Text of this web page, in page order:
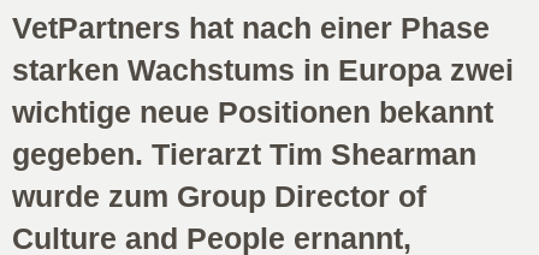
VetPartners hat nach einer Phase
starken Wachstums in Europa zwei
wichtige neue Positionen bekannt
gegeben. Tierarzt Tim Shearman
wurde zum Group Director of
Culture and People ernannt,